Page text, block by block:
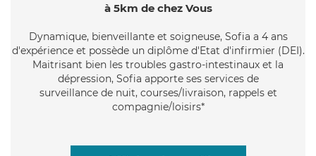
à 5km de chez Vous
Dynamique, bienveillante et soigneuse, Sofia a 4 ans
d'expérience et possède un diplôme d'Etat d'infirmier (DEI).
Maitrisant bien les troubles gastro-intestinaux et la
dépression, Sofia apporte ses services de
surveillance de nuit, courses/livraison, rappels et
compagnie/loisirs*